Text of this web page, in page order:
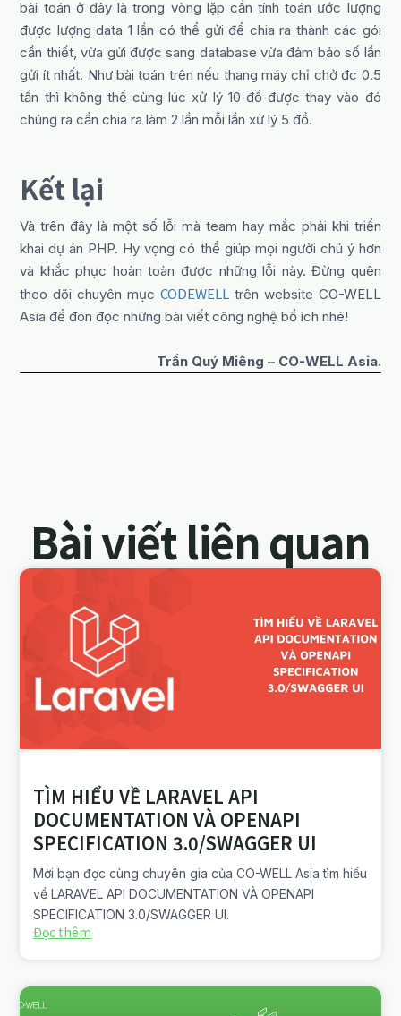
bài toán ở đây là trong vòng lặp cần tính toán ước lượng
được lượng data 1 lần có thể gửi để chia ra thành các gói
cần thiết, vừa gửi được sang database vừa đảm bảo số lần
gửi ít nhất. Như bài toán trên nếu thang máy chỉ chở đc 0.5
tấn thì không thể cùng lúc xử lý 10 đồ được thay vào đó
chúng ra cần chia ra làm 2 lần mỗi lần xử lý 5 đồ.
Kết lại
Và trên đây là một số lỗi mà team hay mắc phải khi triển
khai dự án PHP. Hy vọng có thể giúp mọi người chú ý hơn
và khắc phục hoàn toàn được những lỗi này. Đừng quên
theo dõi chuyên mục CODEWELLtrên website CO-WELL
Asia để đón đọc những bài viết công nghệ bổ ích nhé!
Trần Quý Miêng – CO-WELL Asia.
Bài viết liên quan
TÌM HIỂU VỀ LARAVEL API
DOCUMENTATION VÀ OPENAPI
SPECIFICATION 3.0/SWAGGER UI
Mời bạn đọc cùng chuyên gia của CO-WELL Asia tìm hiểu
về LARAVEL API DOCUMENTATION VÀ OPENAPI
SPECIFICATION 3.0/SWAGGER UI.
Đọc thêm